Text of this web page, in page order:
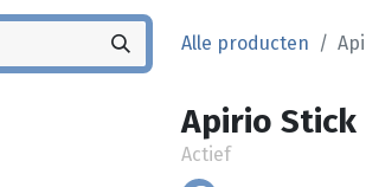
Alle producten
Apirio Stick
Actief